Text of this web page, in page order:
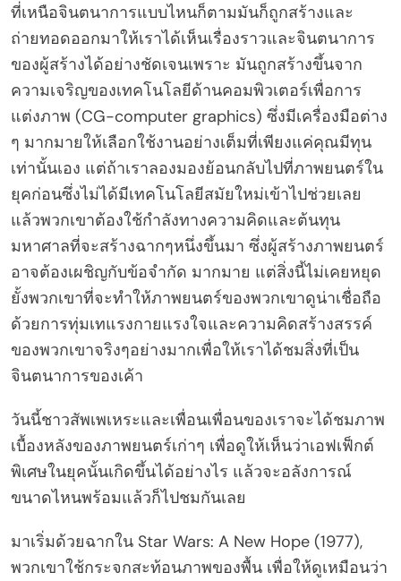
ที่เหนือจินตนาการแบบไหนก็ตามมันก็ถูกสร้างและ
ถ่ายทอดออกมาให้เราได้เห็นเรื่องราวและจินตนาการ
ของผู้สร้างได้อย่างชัดเจนเพราะ มันถูกสร้างขึ้นจาก
ความเจริญของเทคโนโลยีด้านคอมพิวเตอร์เพื่อการ
แต่งภาพ (CG-computer graphics) ซึ่งมีเครื่องมือต่าง
ๆ มากมายให้เลือกใช้งานอย่างเต็มที่เพียงแค่คุณมีทุน
เท่านั้นเอง แต่ถ้าเราลองมองย้อนกลับไปที่ภาพยนตร์ใน
ยุคก่อนซึ่งไม่ได้มีเทคโนโลยีสมัยใหม่เข้าไปช่วยเลย
แล้วพวกเขาต้องใช้กำลังทางความคิดและต้นทุน
มหาศาลที่จะสร้างฉากๆหนึ่งขึ้นมา ซึ่งผู้สร้างภาพยนตร์
อาจต้องเผชิญกับข้อจำกัด มากมาย แต่สิ่งนี้ไม่เคยหยุด
ยั้งพวกเขาที่จะทำให้ภาพยนตร์ของพวกเขาดูน่าเชื่อถือ
ด้วยการทุ่มเทแรงกายแรงใจและความคิดสร้างสรรค์
ของพวกเขาจริงๆอย่างมากเพื่อให้เราได้ชมสิ่งที่เป็น
จินตนาการของเค้า
วันนี้ชาวสัพเพเหระและเพื่อนเพื่อนของเราจะได้ชมภาพ
เบื้องหลังของภาพยนตร์เก่าๆ เพื่อดูให้เห็นว่าเอฟเฟ็กต์
พิเศษในยุคนั้นเกิดขึ้นได้อย่างไร แล้วจะอลังการณ์
ขนาดไหนพร้อมแล้วก็ไปชมกันเลย
มาเริ่มด้วยฉากใน Star Wars: A New Hope (1977),
พวกเขาใช้กระจกสะท้อนภาพของพื้น เพื่อให้ดูเหมือนว่า